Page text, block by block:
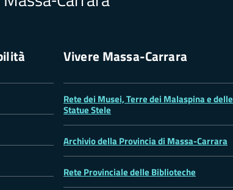
Vivere Massa-Carrara
Rete dei Musei, Terre dei Malaspina e delle
Statue Stele
Archivio della Provincia di Massa-Carrara
Rete Provinciale delle Biblioteche